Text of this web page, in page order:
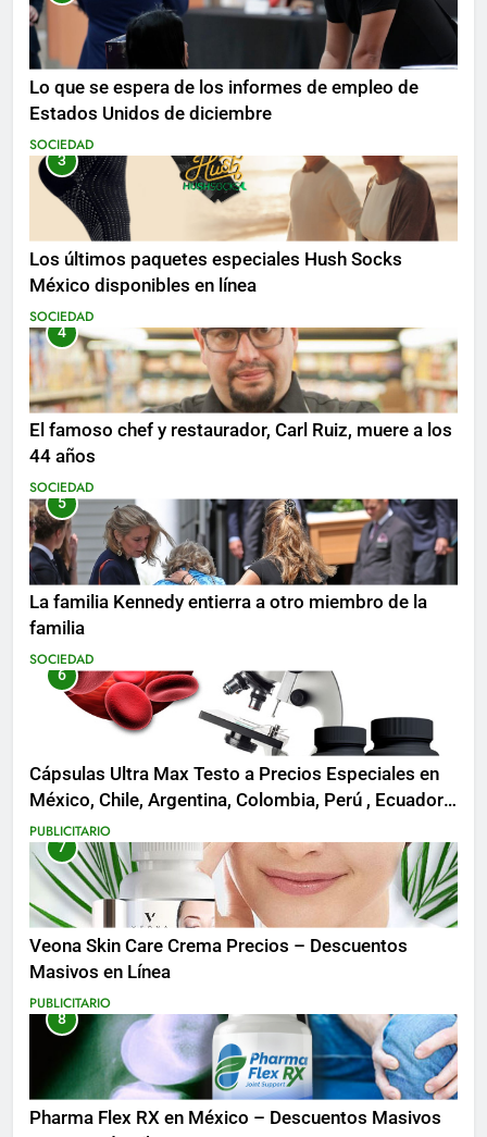
Lo que se espera de los informes de empleo de
Estados Unidos de diciembre
SOCIEDAD
3
Los últimos paquetes especiales Hush Socks
México disponibles en línea
SOCIEDAD
4
El famoso chef y restaurador, Carl Ruiz, muere a los
44 años
SOCIEDAD
5
La familia Kennedy entierra a otro miembro de la
familia
SOCIEDAD
6
Cápsulas Ultra Max Testo a Precios Especiales en
México, Chile, Argentina, Colombia, Perú , Ecuador,
Costa Rica y Más
PUBLICITARIO
7
Veona Skin Care Crema Precios – Descuentos
Masivos en Línea
PUBLICITARIO
8
Pharma Flex RX en México – Descuentos Masivos